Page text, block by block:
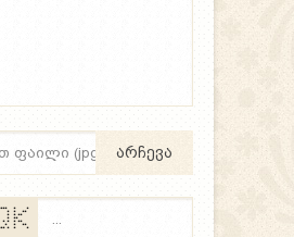
არჩევა
* *
* **
* **
* **
* **
* **
* * *